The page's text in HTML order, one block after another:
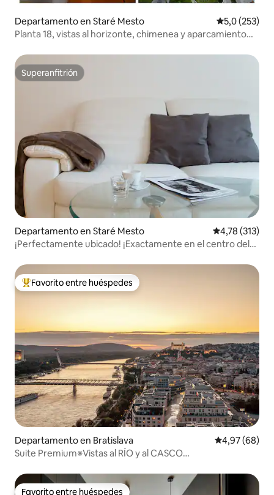
Departamento en Staré Mesto Calificación
5,0 (253)
Planta 18, vistas al horizonte, chimenea y aparcamiento
Superanfitrión
Superanfitrión
Departamento en Staré Mesto Calificación
4,78 (313)
¡Perfectamente ubicado! ¡Exactamente en el centro del
Favorito entre los huéspedes más destacados
Favorito entre huéspedes
Departamento en Bratislava Calificación
4,97 (68)
Suite Premium※Vistas al RÍO y al CASCO
Favorito entre huéspedes